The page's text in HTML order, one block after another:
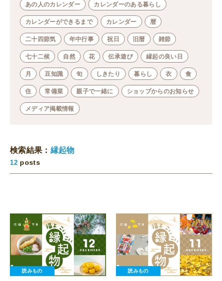
あの人のカレンダー カレンダーのある暮らし
カレンダーができるまで カレンダー 暦
二十四節気 年中行事 祝日 旧暦 雑節
七十二候 自然 花 伝承遊び 縁起の良い日
月 豆知識 旬 しきたり 暮らし 衣 食
住 常備菜 親子で一緒に ショップからのお知らせ
メディア掲載情報
検索結果： 縁起物
12 posts
読みもの 読みもの